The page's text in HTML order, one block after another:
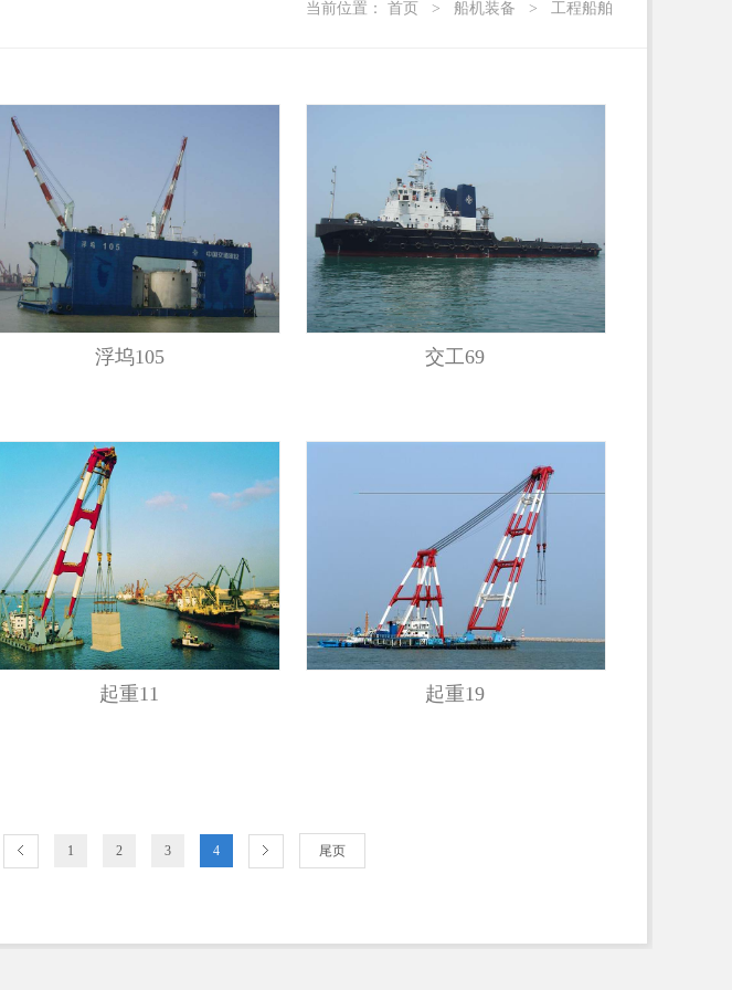
当前位置： 首页 > 船机装备 > 工程船舶
浮坞105 交工69
起重11 起重19
1 2 3 4 尾页